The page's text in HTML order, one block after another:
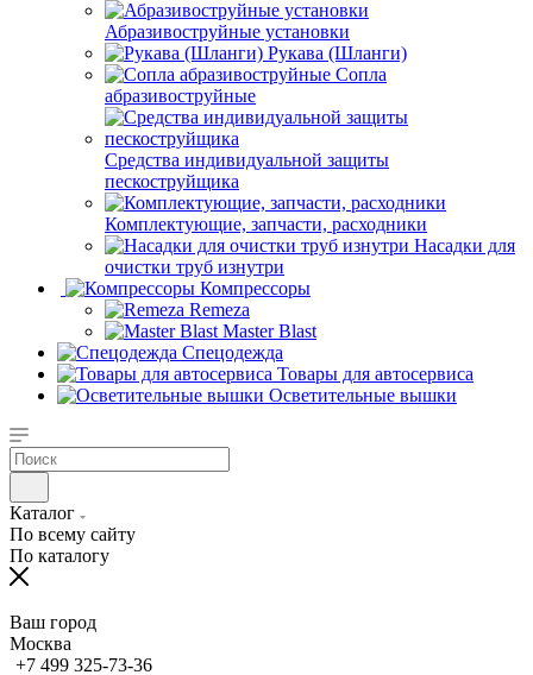
Абразивоструйные установки
Рукава (Шланги)
Сопла
абразивоструйные
Средства индивидуальной защиты
пескоструйщика
Комплектующие, запчасти, расходники
Насадки для
очистки труб изнутри
Компрессоры
Remeza
Master Blast
Спецодежда
Товары для автосервиса
Осветительные вышки
Каталог
По всему сайту
По каталогу
Ваш город
Москва
+7 499 325-73-36